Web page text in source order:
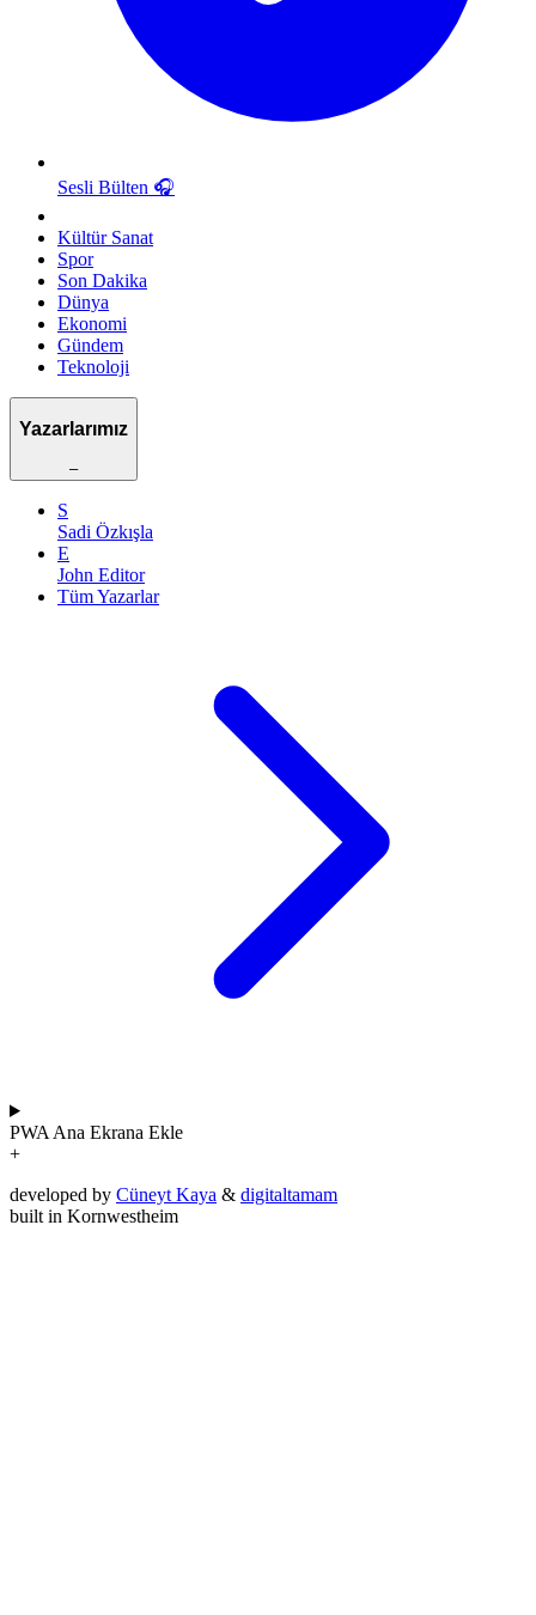
Sesli Bülten 🎧
Kültür Sanat
Spor
Son Dakika
Dünya
Ekonomi
Gündem
Teknoloji
Yazarlarımız
–
S
Sadi Özkışla
E
John Editor
Tüm Yazarlar
PWA Ana Ekrana Ekle
+
developed by Cüneyt Kaya & digitaltamam
built in Kornwestheim